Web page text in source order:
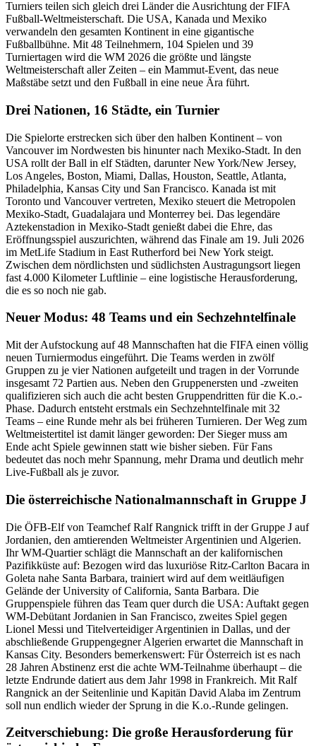
Turniers teilen sich gleich drei Länder die Ausrichtung der FIFA
Fußball-Weltmeisterschaft. Die USA, Kanada und Mexiko
verwandeln den gesamten Kontinent in eine gigantische
Fußballbühne. Mit 48 Teilnehmern, 104 Spielen und 39
Turniertagen wird die WM 2026 die größte und längste
Weltmeisterschaft aller Zeiten – ein Mammut-Event, das neue
Maßstäbe setzt und den Fußball in eine neue Ära führt.
Drei Nationen, 16 Städte, ein Turnier
Die Spielorte erstrecken sich über den halben Kontinent – von
Vancouver im Nordwesten bis hinunter nach Mexiko-Stadt. In den
USA rollt der Ball in elf Städten, darunter New York/New Jersey,
Los Angeles, Boston, Miami, Dallas, Houston, Seattle, Atlanta,
Philadelphia, Kansas City und San Francisco. Kanada ist mit
Toronto und Vancouver vertreten, Mexiko steuert die Metropolen
Mexiko-Stadt, Guadalajara und Monterrey bei. Das legendäre
Aztekenstadion in Mexiko-Stadt genießt dabei die Ehre, das
Eröffnungsspiel auszurichten, während das Finale am 19. Juli 2026
im MetLife Stadium in East Rutherford bei New York steigt.
Zwischen dem nördlichsten und südlichsten Austragungsort liegen
fast 4.000 Kilometer Luftlinie – eine logistische Herausforderung,
die es so noch nie gab.
Neuer Modus: 48 Teams und ein Sechzehntelfinale
Mit der Aufstockung auf 48 Mannschaften hat die FIFA einen völlig
neuen Turniermodus eingeführt. Die Teams werden in zwölf
Gruppen zu je vier Nationen aufgeteilt und tragen in der Vorrunde
insgesamt 72 Partien aus. Neben den Gruppenersten und -zweiten
qualifizieren sich auch die acht besten Gruppendritten für die K.o.-
Phase. Dadurch entsteht erstmals ein Sechzehntelfinale mit 32
Teams – eine Runde mehr als bei früheren Turnieren. Der Weg zum
Weltmeistertitel ist damit länger geworden: Der Sieger muss am
Ende acht Spiele gewinnen statt wie bisher sieben. Für Fans
bedeutet das noch mehr Spannung, mehr Drama und deutlich mehr
Live-Fußball als je zuvor.
Die österreichische Nationalmannschaft in Gruppe J
Die ÖFB-Elf von Teamchef Ralf Rangnick trifft in der Gruppe J auf
Jordanien, den amtierenden Weltmeister Argentinien und Algerien.
Ihr WM-Quartier schlägt die Mannschaft an der kalifornischen
Pazifikküste auf: Bezogen wird das luxuriöse Ritz-Carlton Bacara in
Goleta nahe Santa Barbara, trainiert wird auf dem weitläufigen
Gelände der University of California, Santa Barbara. Die
Gruppenspiele führen das Team quer durch die USA: Auftakt gegen
WM-Debütant Jordanien in San Francisco, zweites Spiel gegen
Lionel Messi und Titelverteidiger Argentinien in Dallas, und der
abschließende Gruppengegner Algerien erwartet die Mannschaft in
Kansas City. Besonders bemerkenswert: Für Österreich ist es nach
28 Jahren Abstinenz erst die achte WM-Teilnahme überhaupt – die
letzte Endrunde datiert aus dem Jahr 1998 in Frankreich. Mit Ralf
Rangnick an der Seitenlinie und Kapitän David Alaba im Zentrum
soll nun endlich wieder der Sprung in die K.o.-Runde gelingen.
Zeitverschiebung: Die große Herausforderung für